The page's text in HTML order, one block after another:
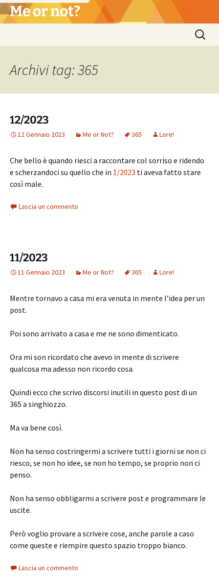
Vai
al Me or not?
Ricerca
per:
Archivi tag: 365
12/2023
12 Gennaio 2023 Me or Not? 365 Lore!
Che bello è quando riesci a raccontare col sorriso e ridendo
e scherzandoci su quello che in 1/2023 ti aveva fatto stare
così male.
Lascia un commento
11/2023
11 Gennaio 2023 Me or Not? 365 Lore!
Mentre tornavo a casa mi era venuta in mente l’idea per un
post.
Poi sono arrivato a casa e me ne sono dimenticato.
Ora mi son ricordato che avevo in mente di scrivere
qualcosa ma adesso non ricordo cosa.
Quindi ecco che scrivo discorsi inutili in questo post di un
365 a singhiozzo.
Ma va bene così.
Non ha senso costringermi a scrivere tutti i giorni se non ci
riesco, se non ho idee, se non ho tempo, se proprio non ci
penso.
Non ha senso obbligarmi a scrivere post e programmare le
uscite.
Però voglio provare a scrivere cose, anche parole a caso
come queste e riempire questo spazio troppo bianco.
Lascia un commento